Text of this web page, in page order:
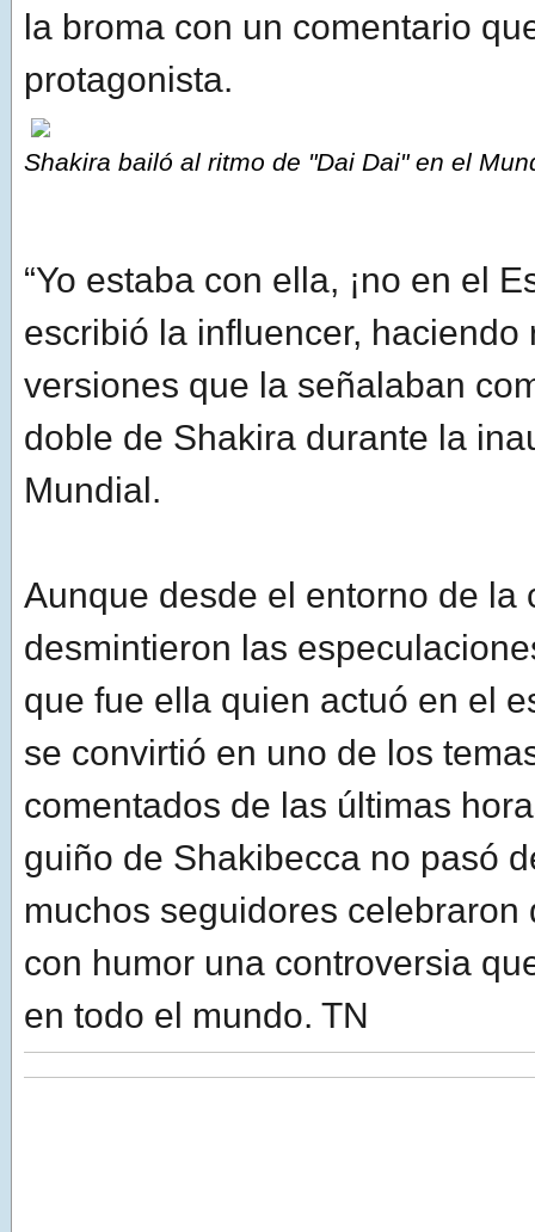
la broma con un comentario
protagonista.
Shakira bailó al ritmo de "Dai Dai" en el
“Yo estaba con ella, ¡no en el
escribió la influencer, haciendo
versiones que la señalaban
doble de Shakira durante la
Mundial.
Aunque desde el entorno de la
desmintieron las
que fue ella quien actuó en el
se convirtió en uno de los
comentados de las últimas
guiño de Shakibecca no pasó
muchos seguidores celebraron
con humor una controversia
en todo el mundo. TN